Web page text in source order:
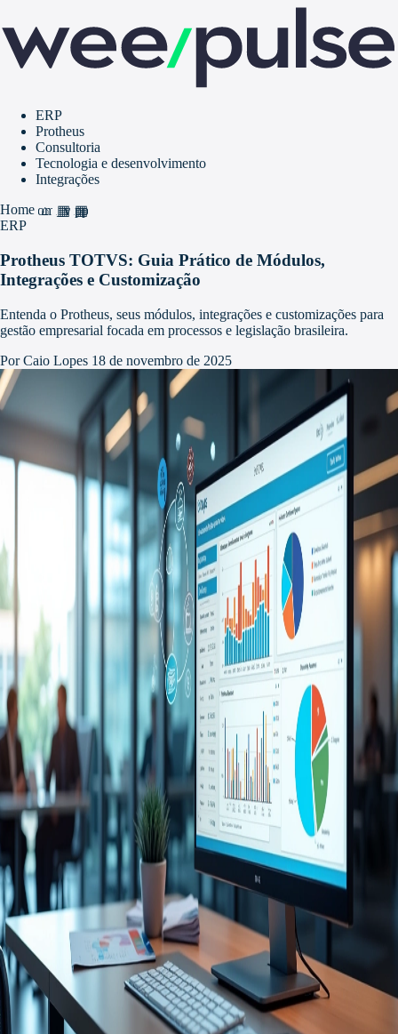
ERP
Protheus
Consultoria
Tecnologia e desenvolvimento
Integrações
Homehome
grid_view
apps
ERP
Protheus TOTVS: Guia Prático de Módulos,
Integrações e Customização
Entenda o Protheus, seus módulos, integrações e customizações para
gestão empresarial focada em processos e legislação brasileira.
Por Caio Lopes 18 de novembro de 2025